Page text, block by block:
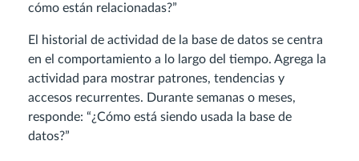
cómo están relacionadas?”
El historial de actividad de la base de datos se centra
en el comportamiento a lo largo del tiempo. Agrega la
actividad para mostrar patrones, tendencias y
accesos recurrentes. Durante semanas o meses,
responde: “¿Cómo está siendo usada la base de
datos?”